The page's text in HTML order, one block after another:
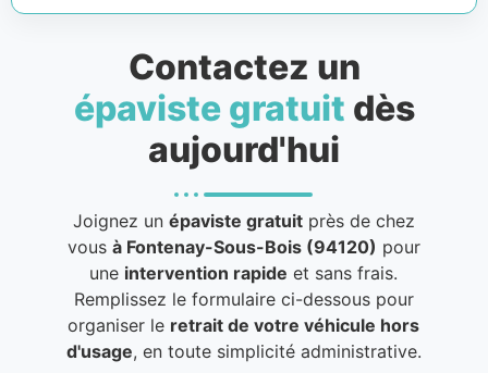
Contactez un
épaviste gratuit dès
aujourd'hui
Joignez un épaviste gratuitprès de chez
vous à Fontenay-Sous-Bois (94120) pour
une intervention rapide et sans frais.
Remplissez le formulaire ci-dessous pour
organiser le retrait de votre véhicule hors
d'usage, en toute simplicité administrative.